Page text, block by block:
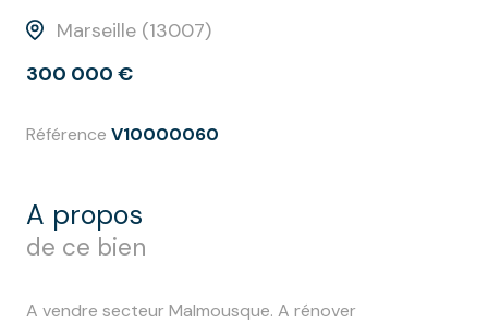
Marseille (13007)
300 000 €
Référence V10000060
a propos
de ce bien
A vendre secteur Malmousque. A rénover